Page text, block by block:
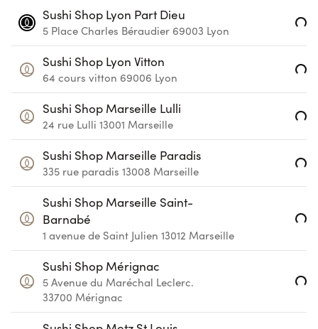
Sushi Shop Lyon Part Dieu
5 Place Charles Béraudier 69003 Lyon Loading...
Sushi Shop Lyon Vitton
64 cours vitton 69006 Lyon Loading...
Sushi Shop Marseille Lulli
24 rue Lulli 13001 Marseille Loading...
Sushi Shop Marseille Paradis
335 rue paradis 13008 Marseille Loading...
Sushi Shop Marseille Saint-
Barnabé
1 avenue de Saint Julien 13012 Marseille Loading...
Sushi Shop Mérignac
5 Avenue du Maréchal Leclerc.
33700 Mérignac Loading...